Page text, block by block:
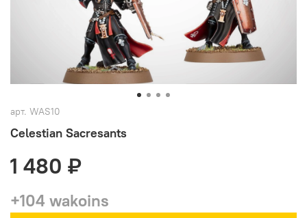
арт. WAS10
Celestian Sacresants
1 480 ₽
+104 wakoins